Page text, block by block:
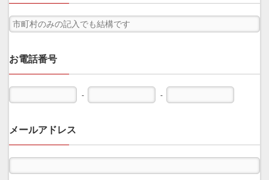
お電話番号
- -
メールアドレス